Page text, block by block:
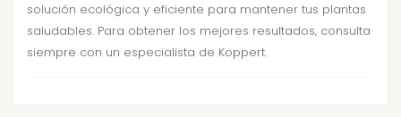
solución ecológica y eficiente para mantener tus plantas
saludables. Para obtener los mejores resultados, consulta
siempre con un especialista de Koppert.